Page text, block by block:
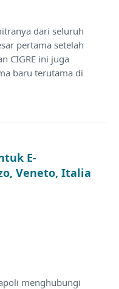
dari seluruh
pertama setelah
CIGRE ini juga
baru terutama di
E-
Veneto, Italia
menghubungi